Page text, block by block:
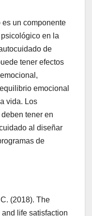
un componente
en la
de
tener efectos
emocional
vida. Los
tener en
al diseñar
de
(2018). The
life satisfaction